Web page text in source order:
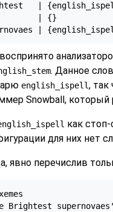
|
|             | {}
|
. Данное
english_ispell, так
Snowball, который
как
для них нет
перечислив
Brightest